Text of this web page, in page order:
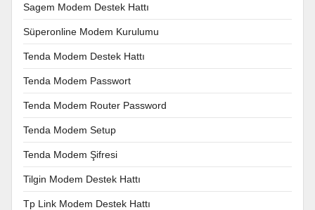
Sagem Modem Destek Hattı
Süperonline Modem Kurulumu
Tenda Modem Destek Hattı
Tenda Modem Passwort
Tenda Modem Router Password
Tenda Modem Setup
Tenda Modem Şifresi
Tilgin Modem Destek Hattı
Tp Link Modem Destek Hattı